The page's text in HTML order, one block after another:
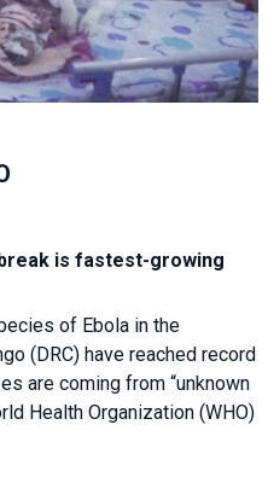
is fastest-growing
of Ebola in the
(DRC) have reached record
are coming from “unknown
Health Organization (WHO)